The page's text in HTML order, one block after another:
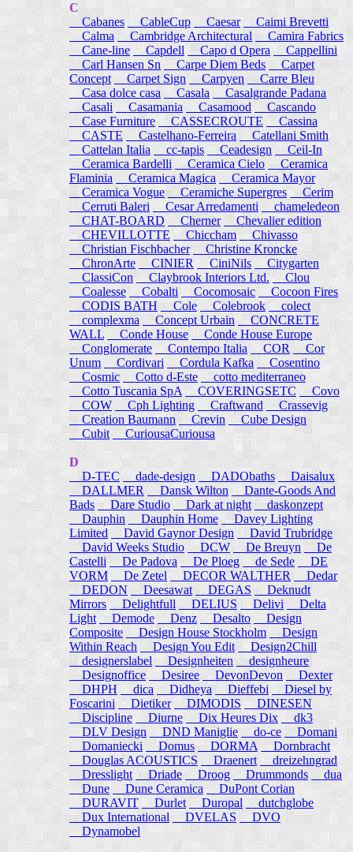
C
Cabanes
CableCup Caesar
Caimi Brevetti
Calma
Cambridge Architectural
Camira Fabrics
Cane-line
Capdell Capo d Opera
Cappellini
Carl Hansen Sn
Carpe Diem Beds
Carpet
Concept
Carpet Sign Carpyen
Carre Bleu
Casa dolce casa
Casala
Casalgrande Padana
Casali
Casamania Casamood
Cascando
Case Furniture
CASSECROUTE
Cassina
CASTE
Castelhano-Ferreira
Catellani Smith
Cattelan Italia
cc-tapis Ceadesign
Ceil-In
Ceramica Bardelli
Ceramica Cielo
Ceramica
Flaminia
Ceramica Magica
Ceramica Mayor
Ceramica Vogue
Ceramiche Supergres Cerim
Cerruti Baleri
Cesar Arredamenti
chameledeon
CHAT-BOARD
Cherner
Chevalier edition
CHEVILLOTTE
Chiccham
Chivasso
Christian Fischbacher
Christine Kroncke
ChronArte
CINIER CiniNils
Citygarten
ClassiCon
Claybrook Interiors Ltd.
Clou
Coalesse
Cobalti Cocomosaic
Cocoon Fires
CODIS BATH
Cole Colebrook
colect
complexma
Concept Urbain
CONCRETE
WALL
Conde House
Conde House Europe
Conglomerate
Contempo Italia COR
Cor
Unum
Cordivari Cordula Kafka
Cosentino
Cosmic
Cotto d-Este
cotto mediterraneo
Cotto Tuscania SpA
COVERINGSETC
Covo
COW
Cph Lighting Craftwand
Crassevig
Creation Baumann
Crevin
Cube Design
Cubit
CuriousaCuriousa
D
D-TEC
dade-design DADObaths
Daisalux
DALLMER
Dansk Wilton
Dante-Goods And
Bads
Dare Studio Dark at night
daskonzept
Dauphin
Dauphin Home
Davey Lighting
Limited
David Gaynor Design
David Trubridge
David Weeks Studio
DCW De Breuyn
De
Castelli
De Padova De Ploeg de Sede
DE
VORM
De Zetel DECOR WALTHER
Dedar
DEDON
Deesawat DEGAS
Deknudt
Mirrors
Delightfull DELIUS Delivi
Delta
Light
Demode Denz Desalto
Design
Composite
Design House Stockholm
Design
Within Reach
Design You Edit
Design2Chill
designerslabel
Designheiten
designheure
Designoffice
Desiree DevonDevon
Dexter
DHPH
dica Didheya Dieffebi
Diesel by
Foscarini
Dietiker DIMODIS
DINESEN
Discipline
Diurne Dix Heures Dix
dk3
DLV Design
DND Maniglie do-ce
Domani
Domaniecki
Domus DORMA
Dornbracht
Douglas ACOUSTICS
Draenert
dreizehngrad
Dresslight Driade Droog Drummonds
dua
Dune
Dune Ceramica
DuPont Corian
DURAVIT
Durlet Duropal
dutchglobe
Dux International
DVELAS
DVO
Dynamobel